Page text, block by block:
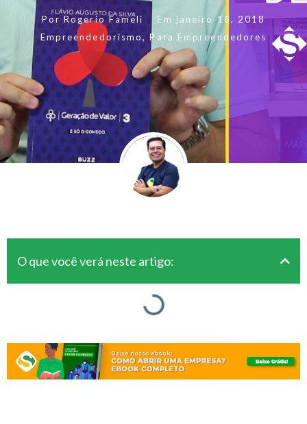
Por Rogerio Fameli Em janeiro 18, 2018
Empreendedorismo,Para Empreendedores
O que você verá neste artigo: